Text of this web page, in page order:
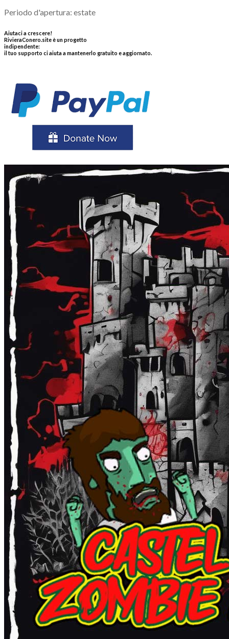
Periodo d'apertura: estate
Aiutaci a crescere!
RivieraConero.site è un progetto
indipendente:
il tuo supporto ci aiuta a mantenerlo gratuito e aggiornato.